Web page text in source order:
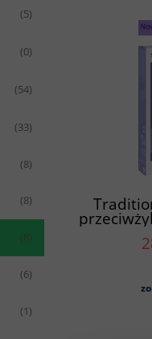
(5)
(0)
(54)
(33)
(8)
(8)
(8)
(6)
(1)